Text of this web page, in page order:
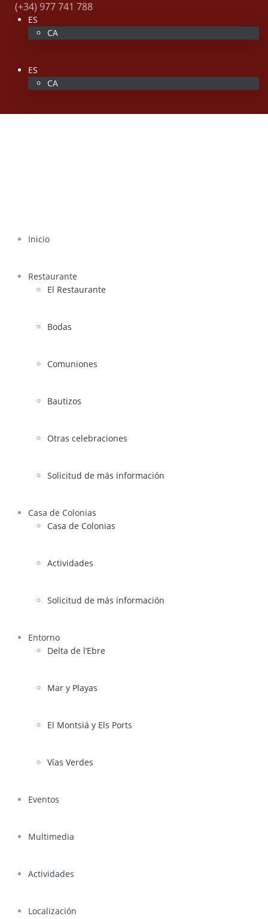
(+34) 977 741 788
ES
CA
ES
CA
Inicio
Restaurante
El Restaurante
Bodas
Comuniones
Bautizos
Otras celebraciones
Solicitud de más información
Casa de Colonias
Casa de Colonias
Actividades
Solicitud de más información
Entorno
Delta de l’Ebre
Mar y Playas
El Montsiá y Els Ports
Vías Verdes
Eventos
Multimedia
Actividades
Localización